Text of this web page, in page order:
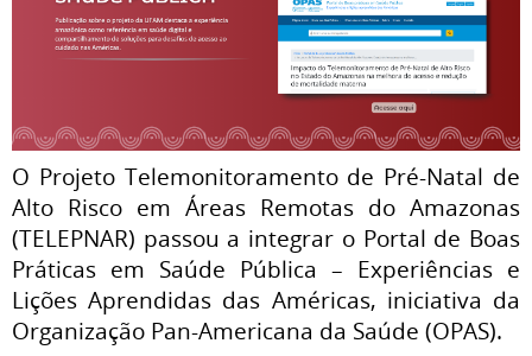
O Projeto Telemonitoramento de Pré-Natal de
Alto Risco em Áreas Remotas do Amazonas
(TELEPNAR) passou a integrar o Portal de Boas
Práticas em Saúde Pública – Experiências e
Lições Aprendidas das Américas, iniciativa da
Organização Pan-Americana da Saúde (OPAS).